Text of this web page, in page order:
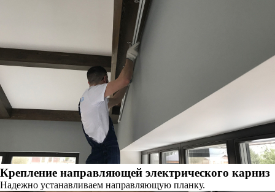
Крепление направляющей электрического карниз
Надежно устанавливаем направляющую планку.